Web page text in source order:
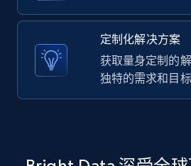
LinkedIn posts - Discover
URL
URL, ID, User id, Use url, Title,
定制化解决方案
获取量身定制的
独特的需求和目标